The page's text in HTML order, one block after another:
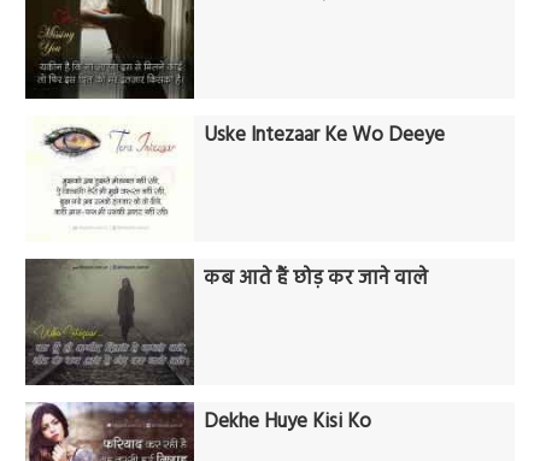
Uske Intezaar Ke Wo Deeye
कब आते हैं छोड़ कर जाने वाले
Dekhe Huye Kisi Ko